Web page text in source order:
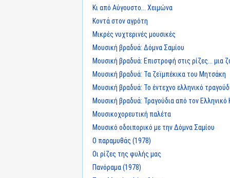
Κι από Αύγουστο... Χειμώνα
Κοντά στον αγρότη
Μικρές νυχτερινές μουσικές
Μουσική βραδυά: Δόμνα Σαμίου
Μουσική βραδυά: Επιστροφή στις ρίζες...
Μουσική βραδυά: Τα ζεϊμπέκικα του Μητσάκη
Μουσική βραδυά: Το έντεχνο ελληνικό
Μουσική βραδυά: Τραγούδια από τον Ελληνικό
Μουσικοχορευτική παλέτα
Μουσικό οδοιπορικό με την Δόμνα Σαμίου
Ο παραμυθάς (1978)
Οι ρίζες της φυλής μας
Πανόραμα (1978)